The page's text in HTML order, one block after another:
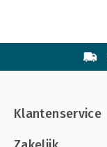
Klantenservice